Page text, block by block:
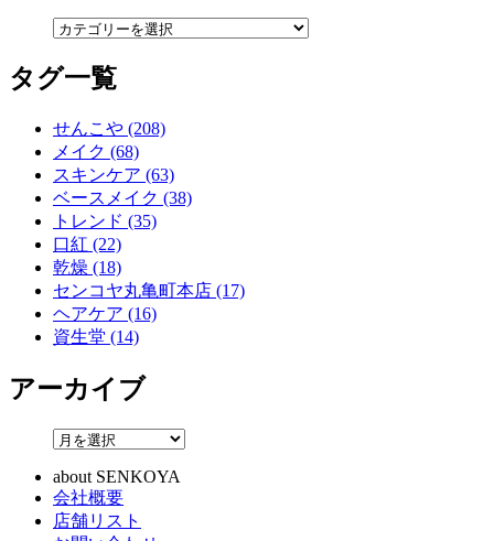
タグ一覧
せんこや (208)
メイク (68)
スキンケア (63)
ベースメイク (38)
トレンド (35)
口紅 (22)
乾燥 (18)
センコヤ丸亀町本店 (17)
ヘアケア (16)
資生堂 (14)
アーカイブ
about SENKOYA
会社概要
店舗リスト